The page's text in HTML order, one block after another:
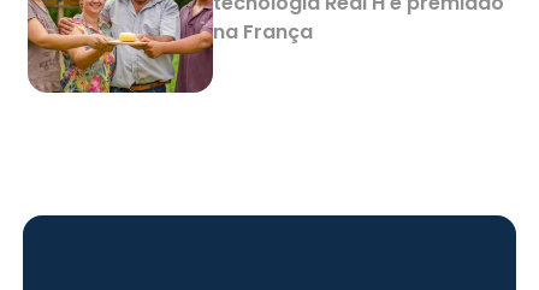
na França